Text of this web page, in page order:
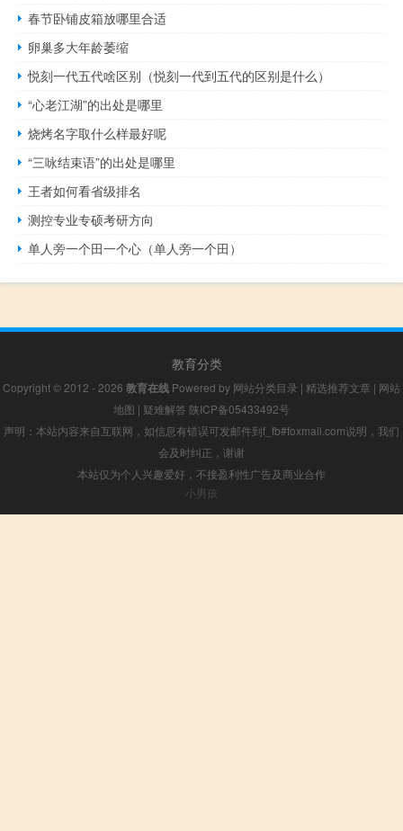
春节卧铺皮箱放哪里合适
卵巢多大年龄萎缩
悦刻一代五代啥区别（悦刻一代到五代的区别是什么）
“心老江湖”的出处是哪里
烧烤名字取什么样最好呢
“三咏结束语”的出处是哪里
王者如何看省级排名
测控专业专硕考研方向
单人旁一个田一个心（单人旁一个田）
教育分类
Copyright © 2012 - 2026 教育在线 Powered by 网站分类目录 | 精选推荐文章 | 网站
地图 | 疑难解答 陕ICP备05433492号
声明：本站内容来自互联网，如信息有错误可发邮件到f_fb#foxmail.com说明，我们
会及时纠正，谢谢
本站仅为个人兴趣爱好，不接盈利性广告及商业合作
小男孩